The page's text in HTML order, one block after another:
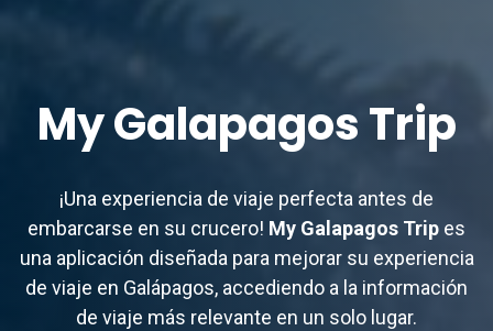
My Galapagos Trip
¡Una experiencia de viaje perfecta antes de
embarcarse en su crucero! My Galapagos Trip es
una aplicación diseñada para mejorar su experiencia
de viaje en Galápagos, accediendo a la información
de viaje más relevante en un solo lugar.